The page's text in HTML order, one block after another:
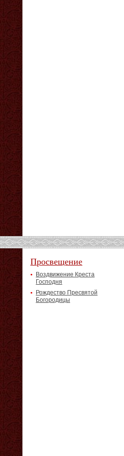
Просвещение
Воздвижение Креста
Господня
Рождество Пресвятой
Богородицы